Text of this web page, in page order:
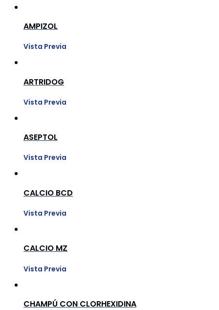
AMPIZOL
Vista Previa
ARTRIDOG
Vista Previa
ASEPTOL
Vista Previa
CALCIO BCD
Vista Previa
CALCIO MZ
Vista Previa
CHAMPÚ CON CLORHEXIDINA